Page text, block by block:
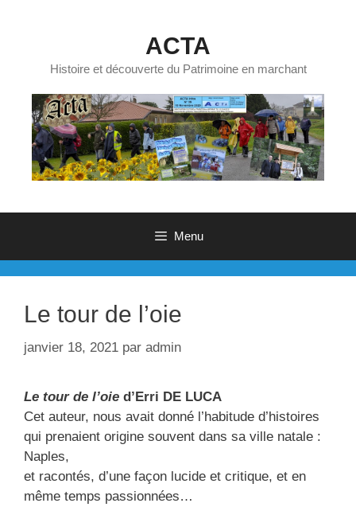
ACTA
Histoire et découverte du Patrimoine en marchant
Menu
Le tour de l’oie
janvier 18, 2021 par admin
Le tour de l’oie d’Erri DE LUCA
Cet auteur, nous avait donné l’habitude d’histoires
qui prenaient origine souvent dans sa ville natale :
Naples,
et racontés, d’une façon lucide et critique, et en
même temps passionnées…